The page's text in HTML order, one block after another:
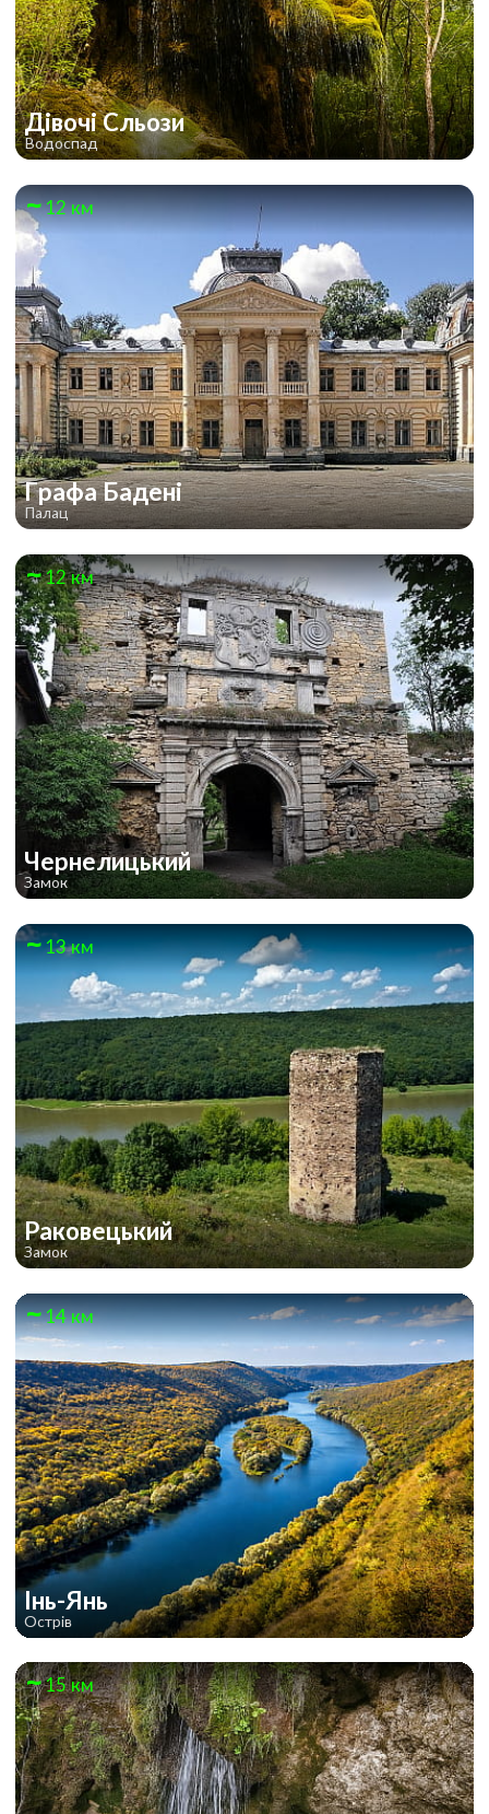
Дівочі Сльози
Водоспад
12 км
Графа Бадені
Палац
12 км
Чернелицький
Замок
13 км
Раковецький
Замок
14 км
Інь-Янь
Острів
15 км